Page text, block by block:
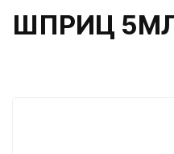
ШПРИЦ